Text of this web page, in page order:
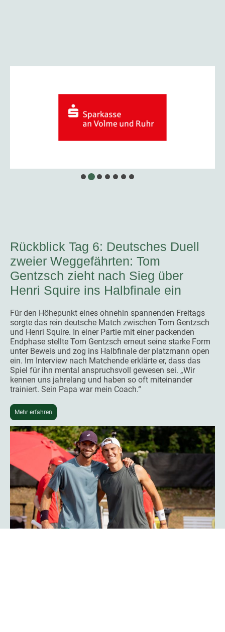
Rückblick Tag 6: Deutsches Duell
zweier Weggefährten: Tom
Gentzsch zieht nach Sieg über
Henri Squire ins Halbfinale ein
Für den Höhepunkt eines ohnehin spannenden Freitags
sorgte das rein deutsche Match zwischen Tom Gentzsch
und Henri Squire. In einer Partie mit einer packenden
Endphase stellte Tom Gentzsch erneut seine starke Form
unter Beweis und zog ins Halbfinale der platzmann open
ein. Im Interview nach Matchende erklärte er, dass das
Spiel für ihn mental anspruchsvoll gewesen sei. „Wir
kennen uns jahrelang und haben so oft miteinander
trainiert. Sein Papa war mein Coach.“
Mehr erfahren